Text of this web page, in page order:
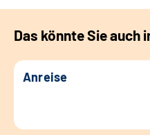
Das könnte Sie auch
Anreise